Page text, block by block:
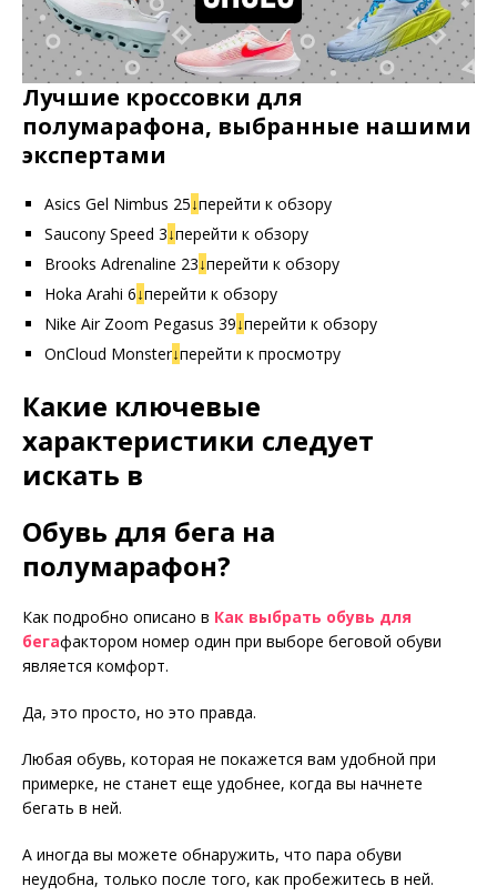
Лучшие кроссовки для
полумарафона, выбранные нашими
экспертами
Asics Gel Nimbus 25↓перейти к обзору
Saucony Speed 3↓перейти к обзору
Brooks Adrenaline 23↓перейти к обзору
Hoka Arahi 6↓перейти к обзору
Nike Air Zoom Pegasus 39↓перейти к обзору
OnCloud Monster↓перейти к просмотру
Какие ключевые
характеристики следует
искать в
Обувь для бега на
полумарафон?
Как подробно описано в Как выбрать обувь для
бегафактором номер один при выборе беговой обуви
является комфорт.
Да, это просто, но это правда.
Любая обувь, которая не покажется вам удобной при
примерке, не станет еще удобнее, когда вы начнете
бегать в ней.
А иногда вы можете обнаружить, что пара обуви
неудобна, только после того, как пробежитесь в ней.